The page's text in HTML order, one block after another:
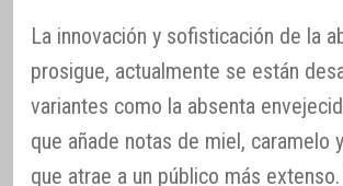
La innovación y sofisticación de la
prosigue, actualmente se están
variantes como la absenta
que añade notas de miel, caramelo
que atrae a un público más